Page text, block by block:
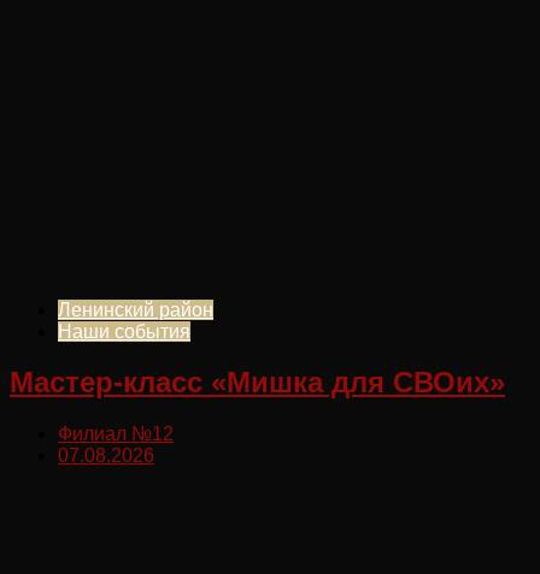
Ленинский район
Наши события
Мастер-класс «Мишка для СВОих»
Филиал №12
07.08.2026